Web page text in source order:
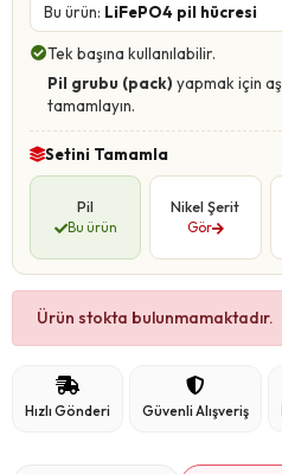
Bu ürün: LiFePO4 pil hücresi
Tek başına kullanılabilir.
Pil grubu (pack) yapmak için
tamamlayın.
Setini Tamamla
Pil
Bu ürün
Nikel Şerit
Gör
Ürün stokta bulunmamaktadır.
Hızlı Gönderi Güvenli Alışveriş